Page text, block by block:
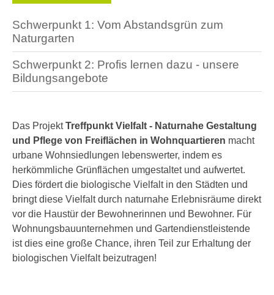
Navigation
überspringen
Schwerpunkt 1: Vom Abstandsgrün zum
Naturgarten
Schwerpunkt 2: Profis lernen dazu - unsere
Bildungsangebote
Das ProjektTreffpunkt Vielfalt - Naturnahe Gestaltung
und Pflege von Freiflächen in Wohnquartieren macht
urbane Wohnsiedlungen lebenswerter, indem es
herkömmliche Grünflächen umgestaltet und aufwertet.
Dies fördert die biologische Vielfalt in den Städten und
bringt diese Vielfalt durch naturnahe Erlebnisräume direkt
vor die Haustür der Bewohnerinnen und Bewohner. Für
Wohnungsbauunternehmen und Gartendienstleistende
ist dies eine große Chance, ihren Teil zur Erhaltung der
biologischen Vielfalt beizutragen!